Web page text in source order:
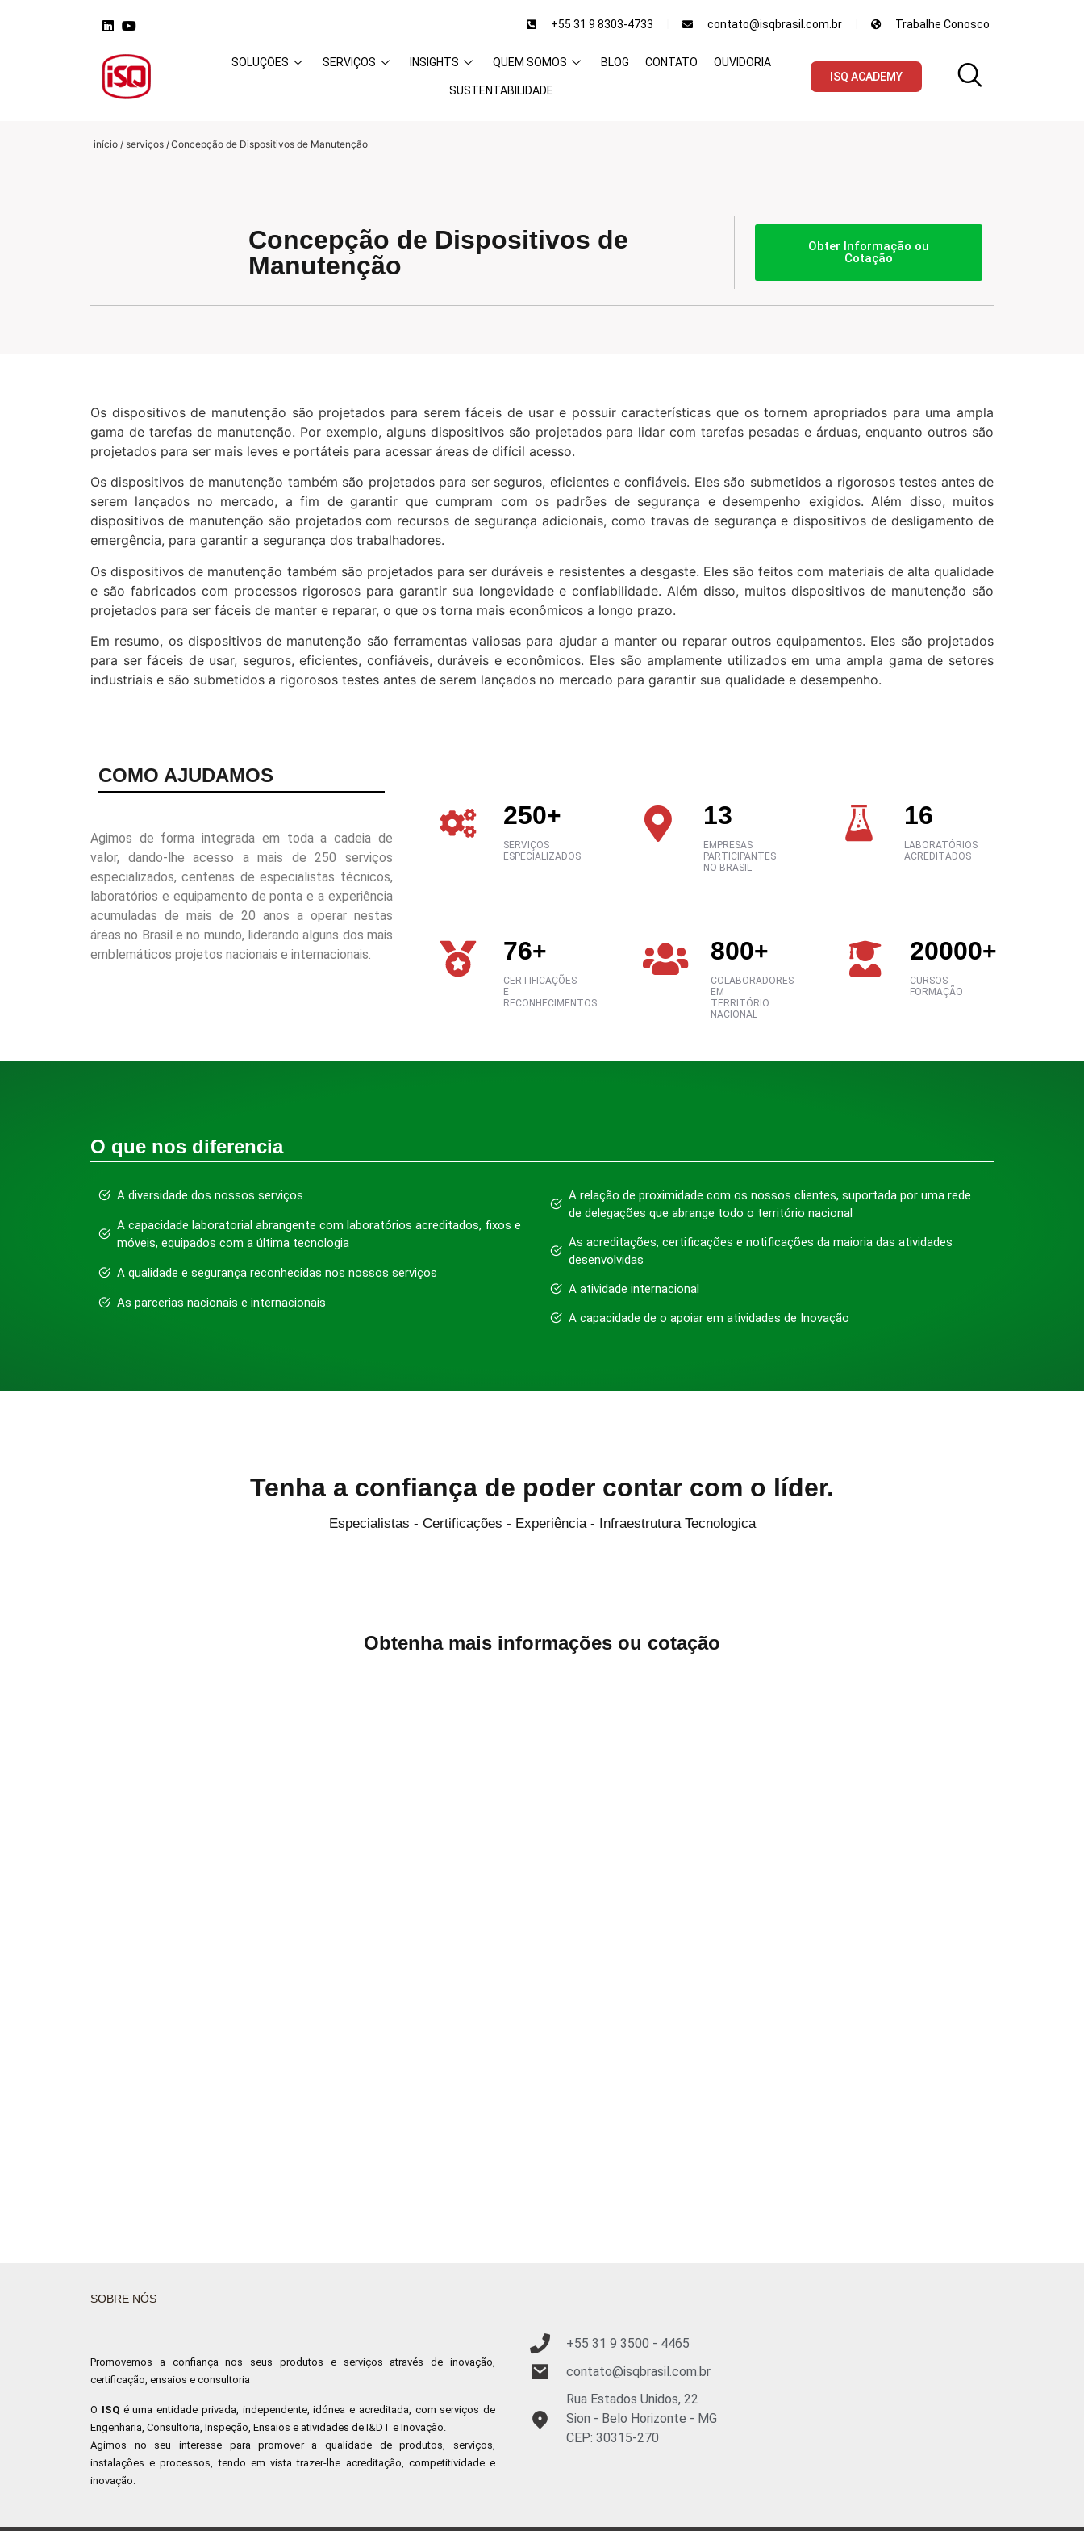
+55 31 9 8303-4733 contato@isqbrasil.com.br Trabalhe Conosco
SOLUÇÕES SERVIÇOS INSIGHTS QUEM SOMOS BLOG CONTATO OUVIDORIA
SUSTENTABILIDADE
ISQ ACADEMY
início / serviços /Concepção de Dispositivos de Manutenção
Concepção de Dispositivos de
Manutenção
Obter Informação ou
Cotação
Os dispositivos de manutenção são projetados para serem fáceis de usar e possuir características que os tornem apropriados para uma ampla
gama de tarefas de manutenção. Por exemplo, alguns dispositivos são projetados para lidar com tarefas pesadas e árduas, enquanto outros são
projetados para ser mais leves e portáteis para acessar áreas de difícil acesso.
Os dispositivos de manutenção também são projetados para ser seguros, eficientes e confiáveis. Eles são submetidos a rigorosos testes antes de
serem lançados no mercado, a fim de garantir que cumpram com os padrões de segurança e desempenho exigidos. Além disso, muitos
dispositivos de manutenção são projetados com recursos de segurança adicionais, como travas de segurança e dispositivos de desligamento de
emergência, para garantir a segurança dos trabalhadores.
Os dispositivos de manutenção também são projetados para ser duráveis e resistentes a desgaste. Eles são feitos com materiais de alta qualidade
e são fabricados com processos rigorosos para garantir sua longevidade e confiabilidade. Além disso, muitos dispositivos de manutenção são
projetados para ser fáceis de manter e reparar, o que os torna mais econômicos a longo prazo.
Em resumo, os dispositivos de manutenção são ferramentas valiosas para ajudar a manter ou reparar outros equipamentos. Eles são projetados
para ser fáceis de usar, seguros, eficientes, confiáveis, duráveis e econômicos. Eles são amplamente utilizados em uma ampla gama de setores
industriais e são submetidos a rigorosos testes antes de serem lançados no mercado para garantir sua qualidade e desempenho.
COMO AJUDAMOS
Agimos de forma integrada em toda a cadeia de
valor, dando-lhe acesso a mais de 250 serviços
especializados, centenas de especialistas técnicos,
laboratórios e equipamento de ponta e a experiência
acumuladas de mais de 20 anos a operar nestas
áreas no Brasil e no mundo, liderando alguns dos mais
emblemáticos projetos nacionais e internacionais.
250+
SERVIÇOS
ESPECIALIZADOS
13
EMPRESAS
PARTICIPANTES
NO BRASIL
16
LABORATÓRIOS
ACREDITADOS
76+
CERTIFICAÇÕES
E
RECONHECIMENTOS
800+
COLABORADORES
EM
TERRITÓRIO
NACIONAL
20000+
CURSOS
FORMAÇÃO
O que nos diferencia
A diversidade dos nossos serviços
A capacidade laboratorial abrangente com laboratórios acreditados, fixos e
móveis, equipados com a última tecnologia
A qualidade e segurança reconhecidas nos nossos serviços
As parcerias nacionais e internacionais
A relação de proximidade com os nossos clientes, suportada por uma rede
de delegações que abrange todo o território nacional
As acreditações, certificações e notificações da maioria das atividades
desenvolvidas
A atividade internacional
A capacidade de o apoiar em atividades de Inovação
Tenha a confiança de poder contar com o líder.
Especialistas - Certificações - Experiência - Infraestrutura Tecnologica
Obtenha mais informações ou cotação
SOBRE NÓS
Promovemos a confiança nos seus produtos e serviços através de inovação,
certificação, ensaios e consultoria
O ISQé uma entidade privada, independente, idónea e acreditada, com serviços de
Engenharia, Consultoria, Inspeção, Ensaios e atividades de I&DT e Inovação.
Agimos no seu interesse para promover a qualidade de produtos, serviços,
instalações e processos, tendo em vista trazer-lhe acreditação, competitividade e
inovação.
+55 31 93500 - 4465
contato@isqbrasil.com.br
Rua Estados Unidos, 22
Sion - Belo Horizonte - MG
CEP: 30315-270